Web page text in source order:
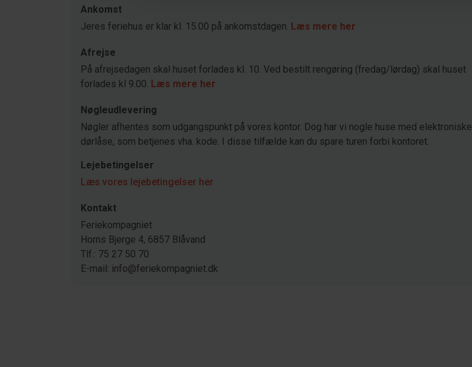
Ankomst
Jeres feriehus er klar kl. 15.00 på ankomstdagen. Læs mere her
Afrejse
På afrejsedagen skal huset forlades kl. 10. Ved bestilt rengøring (fredag/lørdag) skal huset
forlades kl 9.00. Læs mere her
Nøgleudlevering
Nøgler afhentes som udgangspunkt på vores kontor. Dog har vi nogle huse med elektroniske
dørlåse, som betjenes vha. kode. I disse tilfælde kan du spare turen forbi kontoret.
Lejebetingelser
Læs vores lejebetingelser her
Kontakt
Feriekompagniet
Horns Bjerge 4, 6857 Blåvand
Tlf.: 75 27 50 70
E-mail: info@feriekompagniet.dk